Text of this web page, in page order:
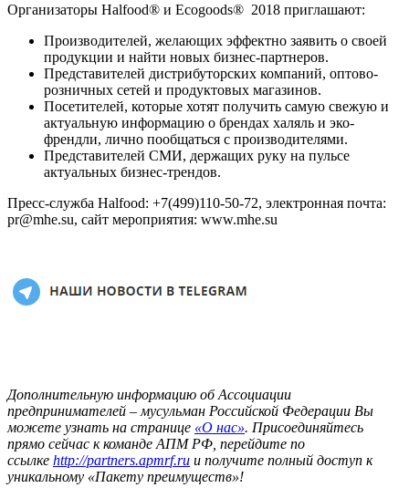
Организаторы Halfood® и Ecogoods® 2018 приглашают:
Производителей, желающих эффектно заявить о своей
продукции и найти новых бизнес-партнеров.
Представителей дистрибуторских компаний, оптово-
розничных сетей и продуктовых магазинов.
Посетителей, которые хотят получить самую свежую и
актуальную информацию о брендах халяль и эко-
френдли, лично пообщаться с производителями.
Представителей СМИ, держащих руку на пульсе
актуальных бизнес-трендов.
Пресс-служба Halfood: +7(499)110-50-72, электронная почта:
pr@mhe.su, сайт мероприятия: www.mhe.su
Дополнительную информацию об Ассоциации
предпринимателей – мусульман Российской Федерации Вы
можете узнать на странице «О нас». Присоединяйтесь
прямо сейчас к команде АПМ РФ, перейдите по
ссылке http://partners.apmrf.ru и получите полный доступ к
уникальному «Пакету преимуществ»!